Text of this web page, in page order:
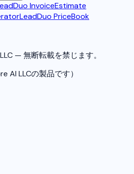
InvoiceEstimate
LeadDuo PriceBook
— 無断転載を禁じます。
AI LLCの製品です）